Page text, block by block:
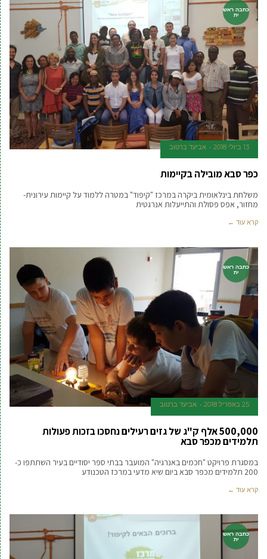
כתבה ראש
ית
13 ביולי 2018 אביעד ברטוב
כפר סבא מובילה בקיימות
משלחת בינלאומית ביקרה במרכז "קיפוד" במטרה ללמוד על קיימות עירונית-
מחזור, אפס פסולת והתייעלות אנרגטית
קרא עוד ←
כתבה ראש
ית
25 באפריל 2018 אביעד ברטוב
500,000 אלף ק"ג של גזים רעילים נחסכו בזכות פעולות
תלמידים מכפר סבא
במסגרת פרויקט "חכמים באנרגיה" המועבר בבתי ספר יסודיים בעיר השתתפו כ-
200 תלמידים מכפר סבא ביום שיא מדעי במרכז הטכנודע
קרא עוד ←
כתבה ראש
ית